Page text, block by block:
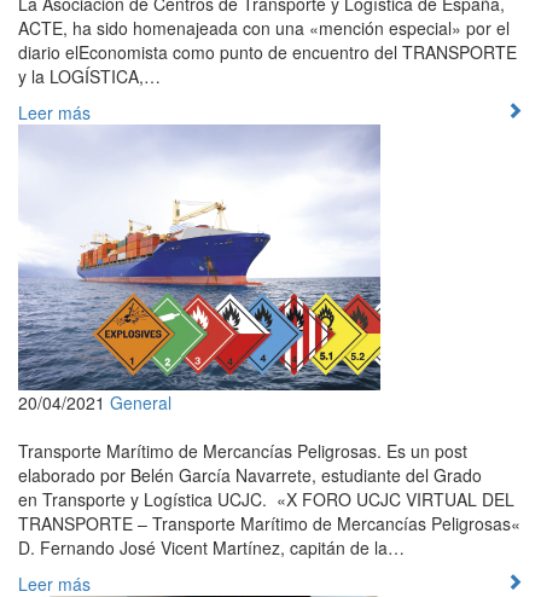
ACTE, ha sido homenajeada con una «mención especial» por el
diario elEconomista como punto de encuentro del TRANSPORTE
y la LOGÍSTICA,…
Leer más
20/04/2021 General
Transporte Marítimo de Mercancías Peligrosas. Es un post
elaborado por Belén García Navarrete, estudiante del Grado
en Transporte y Logística UCJC. «X FORO UCJC VIRTUAL DEL
TRANSPORTE – Transporte Marítimo de Mercancías Peligrosas«
D. Fernando José Vicent Martínez, capitán de la…
Leer más